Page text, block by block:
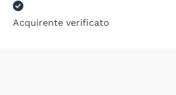
Acquirente verificato